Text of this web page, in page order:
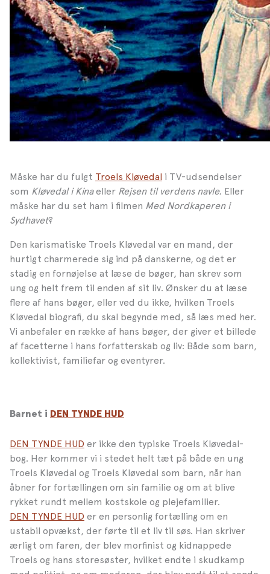
Måske har du fulgt Troels Kløvedal i TV-udsendelser
som Kløvedal i Kinaeller Rejsen til verdens navle. Eller
måske har du set ham i filmen Med Nordkaperen i
Sydhavet?
Den karismatiske Troels Kløvedal var en mand, der
hurtigt charmerede sig ind på danskerne, og det er
stadig en fornøjelse at læse de bøger, han skrev som
ung og helt frem til enden af sit liv. Ønsker du at læse
flere af hans bøger, eller ved du ikke, hvilken Troels
Kløvedal biografi, du skal begynde med, så læs med her.
Vi anbefaler en række af hans bøger, der giver et billede
af facetterne i hans forfatterskab og liv: Både som barn,
kollektivist, familiefar og eventyrer.
Barnet i DEN TYNDE HUD
DEN TYNDE HUD er ikke den typiske Troels Kløvedal-
bog. Her kommer vi i stedet helt tæt på både en ung
Troels Kløvedal og Troels Kløvedal som barn, når han
åbner for fortællingen om sin familie og om at blive
rykket rundt mellem kostskole og plejefamilier.
DEN TYNDE HUD er en personlig fortælling om en
ustabil opvækst, der førte til et liv til søs. Han skriver
ærligt om faren, der blev morfinist og kidnappede
Troels og hans storesøster, hvilket endte i skudkamp